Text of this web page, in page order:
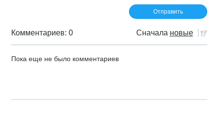
Комментариев: 0 Сначала новые
Пока еще не было комментариев